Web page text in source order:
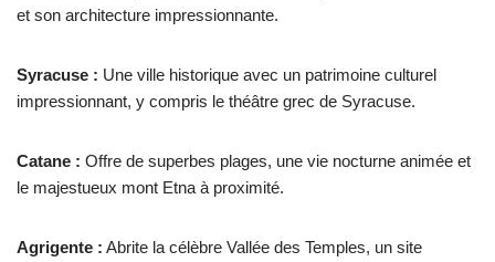
et son architecture impressionnante.
Syracuse : Une ville historique avec un patrimoine culturel
impressionnant, y compris le théâtre grec de Syracuse.
Catane : Offre de superbes plages, une vie nocturne animée et
le majestueux mont Etna à proximité.
Agrigente : Abrite la célèbre Vallée des Temples, un site